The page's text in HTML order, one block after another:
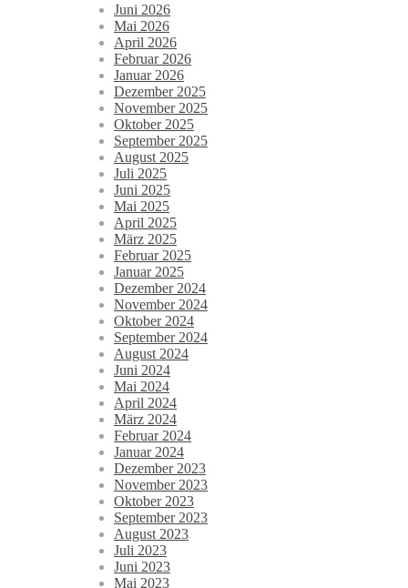
Juni 2026
Mai 2026
April 2026
Februar 2026
Januar 2026
Dezember 2025
November 2025
Oktober 2025
September 2025
August 2025
Juli 2025
Juni 2025
Mai 2025
April 2025
März 2025
Februar 2025
Januar 2025
Dezember 2024
November 2024
Oktober 2024
September 2024
August 2024
Juni 2024
Mai 2024
April 2024
März 2024
Februar 2024
Januar 2024
Dezember 2023
November 2023
Oktober 2023
September 2023
August 2023
Juli 2023
Juni 2023
Mai 2023